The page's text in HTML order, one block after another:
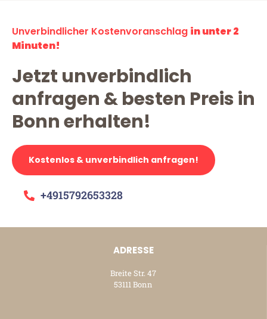
Unverbindlicher Kostenvoranschlag in unter 2
Minuten!
Jetzt unverbindlich
anfragen & besten Preis in
Bonn erhalten!
Kostenlos & unverbindlich anfragen!
+4915792653328
ADRESSE
Breite Str. 47
53111 Bonn